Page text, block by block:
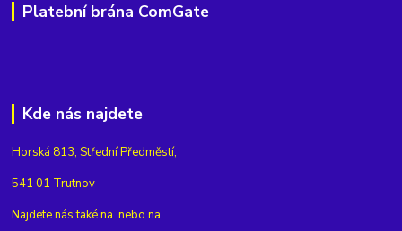
Platební brána ComGate
Kde nás najdete
Horská 813, Střední Předměstí,
541 01 Trutnov
Najdete nás také na nebo na